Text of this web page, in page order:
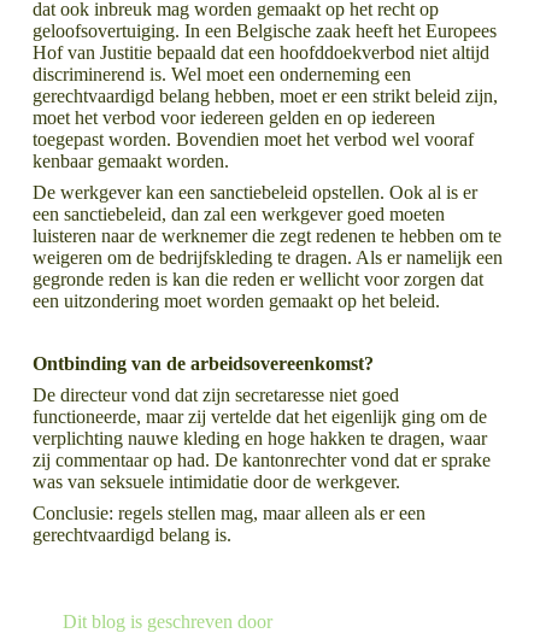
dat ook inbreuk mag worden gemaakt op het recht op
geloofsovertuiging. In een Belgische zaak heeft het Europees
Hof van Justitie bepaald dat een hoofddoekverbod niet altijd
discriminerend is. Wel moet een onderneming een
gerechtvaardigd belang hebben, moet er een strikt beleid zijn,
moet het verbod voor iedereen gelden en op iedereen
toegepast worden. Bovendien moet het verbod wel vooraf
kenbaar gemaakt worden.
De werkgever kan een sanctiebeleid opstellen. Ook al is er
een sanctiebeleid, dan zal een werkgever goed moeten
luisteren naar de werknemer die zegt redenen te hebben om te
weigeren om de bedrijfskleding te dragen. Als er namelijk een
gegronde reden is kan die reden er wellicht voor zorgen dat
een uitzondering moet worden gemaakt op het beleid.
Ontbinding van de arbeidsovereenkomst?
De directeur vond dat zijn secretaresse niet goed
functioneerde, maar zij vertelde dat het eigenlijk ging om de
verplichting nauwe kleding en hoge hakken te dragen, waar
zij commentaar op had. De kantonrechter vond dat er sprake
was van seksuele intimidatie door de werkgever.
Conclusie: regels stellen mag, maar alleen als er een
gerechtvaardigd belang is.
Een betere bescherming van erfgenamen tegen schulden in aantocht, maar is het voldoende?
Dit blog is geschreven door